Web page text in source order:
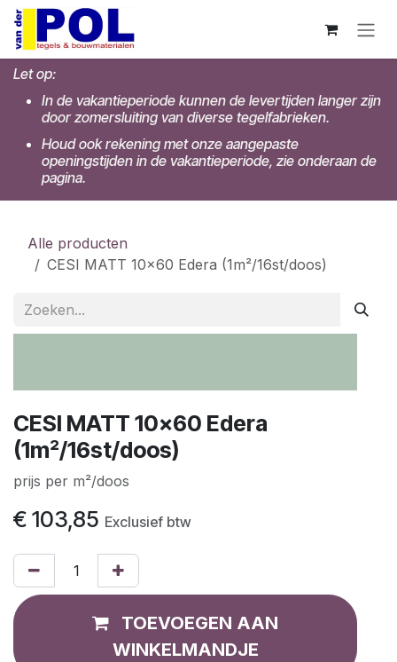
Overslaan naar inhoud
Let op:
In de vakantieperiode kunnen de levertijden langer zijn
door zomersluiting van diverse tegelfabrieken.
Houd ook rekening met onze aangepaste
openingstijden in de vakantieperiode, zie onderaan de
pagina.
Alle producten
CESI MATT 10x60 Edera (1m²/16st/doos)
CESI MATT 10x60 Edera
(1m²/16st/doos)
prijs per m²/doos
€ 103,85 Exclusief btw
TOEVOEGEN AAN
WINKELMANDJE